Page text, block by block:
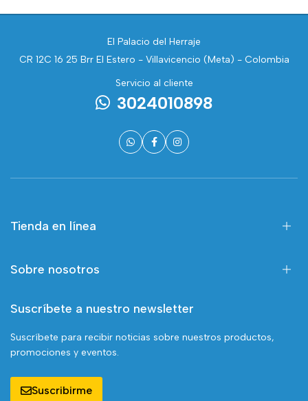
El Palacio del Herraje
CR 12C 16 25 Brr El Estero - Villavicencio (Meta) - Colombia
Servicio al cliente
3024010898
Tienda en línea
Sobre nosotros
Suscríbete a nuestro newsletter
Suscríbete para recibir noticias sobre nuestros productos,
promociones y eventos.
Suscribirme